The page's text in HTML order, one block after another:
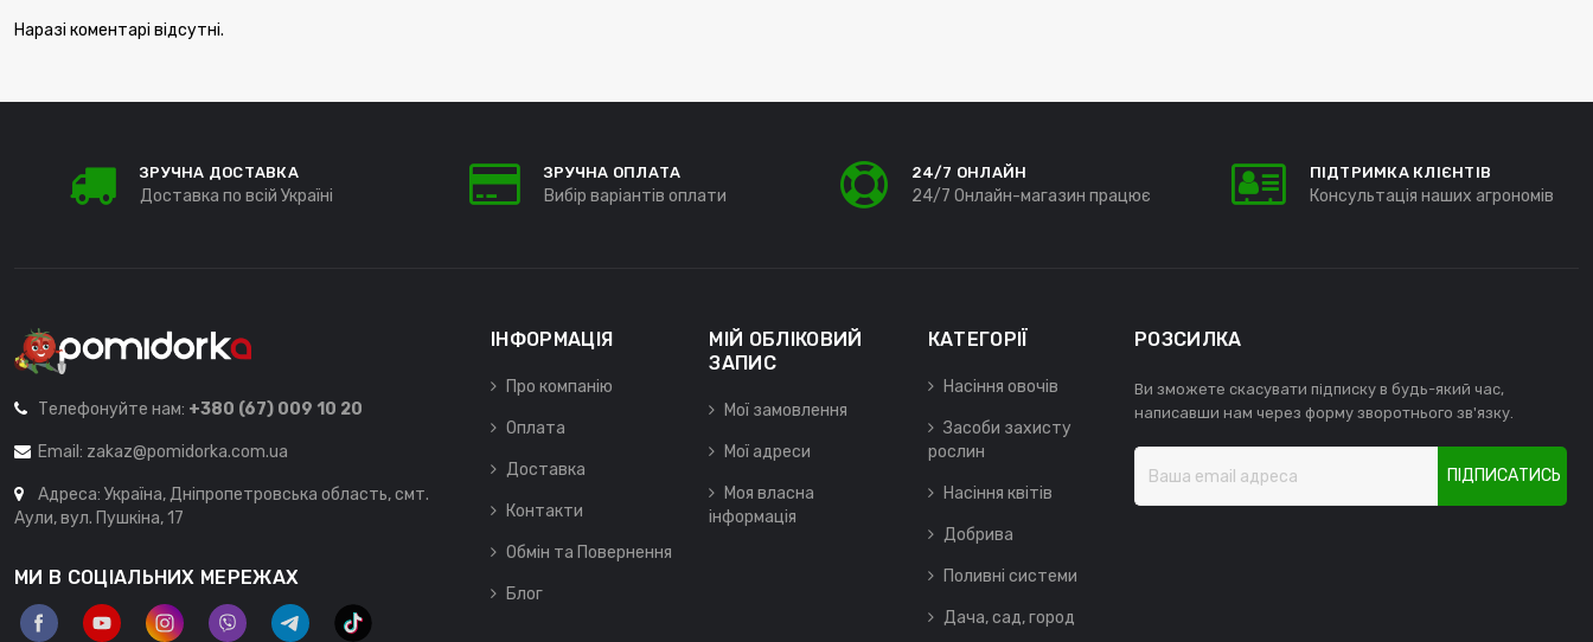
Наразі коментарі відсутні.
ЗРУЧНА ДОСТАВКА
Доставка по всій Україні
ЗРУЧНА ОПЛАТА
Вибір варіантів оплати
24/7 ОНЛАЙН
24/7 Онлайн-магазин працює
ПІДТРИМКА КЛІЄНТІВ
Консультація наших агрономів
Телефонуйте нам: +380 (67) 009 10 20
Email: zakaz@pomidorka.com.ua
Адреса: Україна, Дніпропетровська область, смт.
Аули, вул. Пушкіна, 17
МИ В СОЦІАЛЬНИХ МЕРЕЖАХ
ІНФОРМАЦІЯ
Про компанію
Оплата
Доставка
Контакти
Обмін та Повернення
Блог
МІЙ ОБЛІКОВИЙ
ЗАПИС
Мої замовлення
Мої адреси
Моя власна
інформація
КАТЕГОРІЇ
Насіння овочів
Засоби захисту
рослин
Насіння квітів
Добрива
Поливні системи
Дача, сад, город
РОЗСИЛКА
Ви зможете скасувати підписку в будь-який час,
написавши нам через форму зворотнього зв'язку.
ПІДПИСАТИСЬ